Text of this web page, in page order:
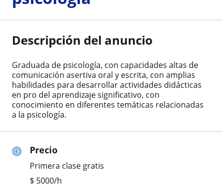
Precio
Primera clase gratis
$ 5000/h
Descripción del anuncio
Graduada de psicología, con capacidades altas de
comunicación asertiva oral y escrita, con amplias
habilidades para desarrollar actividades didácticas
en pro del aprendizaje significativo, con
conocimiento en diferentes temáticas relacionadas
a la psicología.